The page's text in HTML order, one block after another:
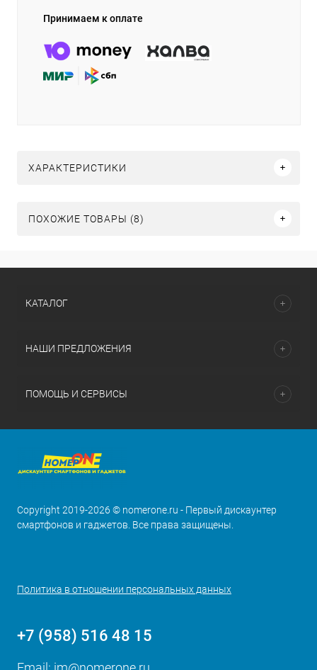
Принимаем к оплате
ХАРАКТЕРИСТИКИ
ПОХОЖИЕ ТОВАРЫ (8)
КАТАЛОГ
НАШИ ПРЕДЛОЖЕНИЯ
ПОМОЩЬ И СЕРВИСЫ
Copyright 2019-2026 © nomerone.ru - Первый дискаунтер
смартфонов и гаджетов. Все права защищены.
Политика в отношении персональных данных
+7 (958) 516 48 15